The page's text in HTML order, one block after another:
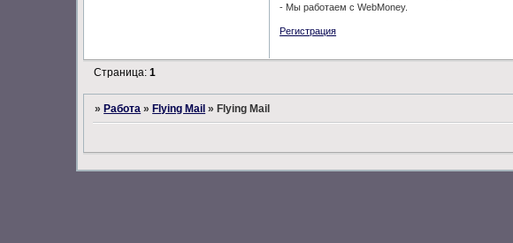
- Мы работаем с WebMoney.
Регистрация
Страница:1
» Работа » Flying Mail » Flying Mail